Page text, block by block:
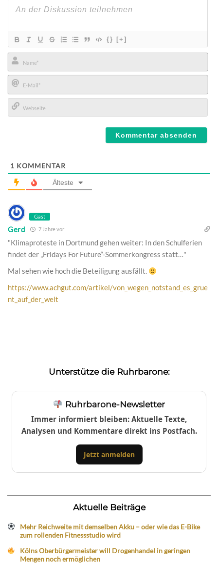
{} [+]
Name*
E-
Mail*
1 KOMMENTAR
Älteste
Gast
Gerd 7 Jahre vor
"Klimaproteste in Dortmund gehen weiter: In den Schulferien
findet der „Fridays For Future“-Sommerkongress statt…"
Mal sehen wie hoch die Beteiligung ausfällt.
https://www.achgut.com/artikel/von_wegen_notstand_es_grue
nt_auf_der_welt
Unterstütze die Ruhrbarone:
Ruhrbarone-Newsletter
Immer informiert bleiben: Aktuelle Texte,
Analysen und Kommentare direkt ins Postfach.
Jetzt anmelden
Aktuelle Beiträge
Mehr Reichweite mit demselben Akku – oder wie das E-Bike
zum rollenden Fitnessstudio wird
Kölns Oberbürgermeister will Drogenhandel in geringen
Mengen noch ermöglichen